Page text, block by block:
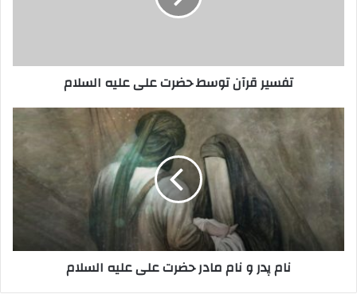
تفسیر قرآن توسط حضرت علی علیه السلام
نام
پدر
السلام
نام پدر و نام مادر حضرت علی علیه السلام